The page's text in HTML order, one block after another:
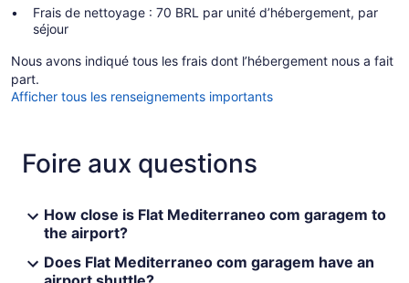
Frais de nettoyage : 70 BRL par unité d’hébergement, par
séjour
Nous avons indiqué tous les frais dont l’hébergement nous a fait
part.
Afficher tous les renseignements importants
Foire aux questions
How close is Flat Mediterraneo com garagem to
the airport?
Does Flat Mediterraneo com garagem have an